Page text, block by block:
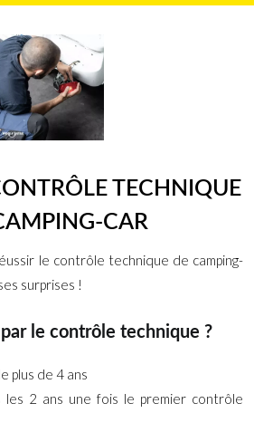
TECHNIQUE
CAR
le contrôle technique de camping-
surprises !
le contrôle technique ?
plus de 4 ans
2 ans une fois le premier contrôle